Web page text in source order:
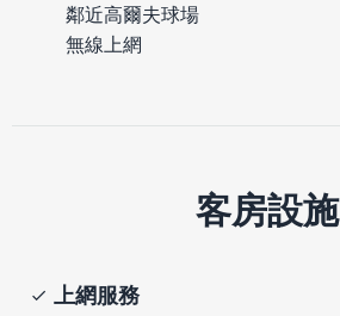
鄰近高爾夫球場
無線上網
客房設施
上網服務